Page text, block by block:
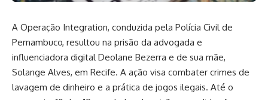
A Operação Integration, conduzida pela Polícia Civil de
Pernambuco, resultou na prisão da advogada e
influenciadora digital Deolane Bezerra e de sua mãe,
Solange Alves, em Recife. A ação visa combater crimes de
lavagem de dinheiro e a prática de jogos ilegais. Até o